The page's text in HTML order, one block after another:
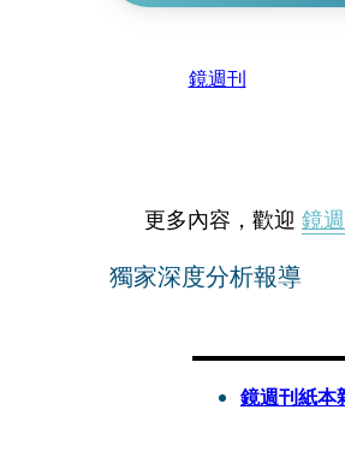
鏡週刊
更多內容，歡迎 鏡
獨家深度分析報導
鏡週刊紙本